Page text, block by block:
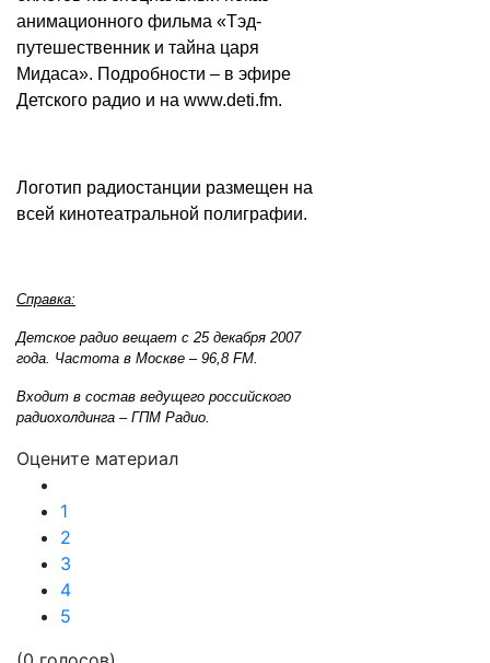
анимационного фильма «Тэд-
путешественник и тайна царя
Мидаса». Подробности – в эфире
Детского радио и на www.deti.fm.
Логотип радиостанции размещен на
всей кинотеатральной полиграфии.
Справка:
Детское радио вещает с 25 декабря 2007
года. Частота в Москве – 96,8 FM.
Входит в состав ведущего российского
радиохолдинга – ГПМ Радио.
Оцените материал
1
2
3
4
5